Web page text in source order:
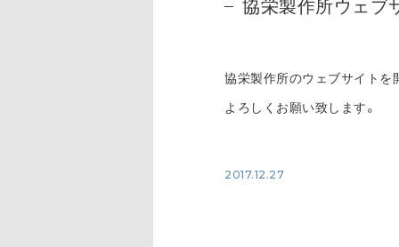
協栄製作所のウェブサイトを
よろしくお願い致します。
2017.12.27